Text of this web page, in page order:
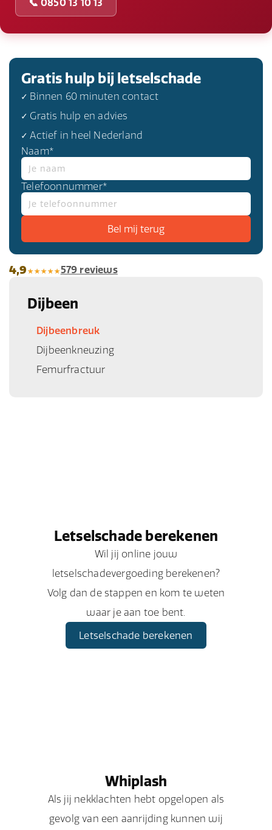
Gratis hulp bij letselschade
✓ Binnen 60 minuten contact
✓ Gratis hulp en advies
✓ Actief in heel Nederland
Naam*
Telefoonnummer*
4,9 579 reviews
Dijbeen
Dijbeenbreuk
Dijbeenkneuzing
Femurfractuur
Letselschade berekenen
Wil jij online jouw
letselschadevergoeding berekenen?
Volg dan de stappen en kom te weten
waar je aan toe bent.
Letselschade berekenen
Whiplash
Als jij nekklachten hebt opgelopen als
gevolg van een aanrijding kunnen wij